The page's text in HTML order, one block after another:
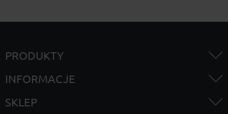
PRODUKTY
INFORMACJE
SKLEP